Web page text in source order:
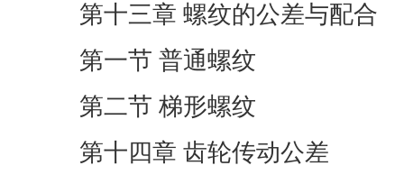
第十三章 螺纹的公差与配合
第一节 普通螺纹
第二节 梯形螺纹
第十四章 齿轮传动公差